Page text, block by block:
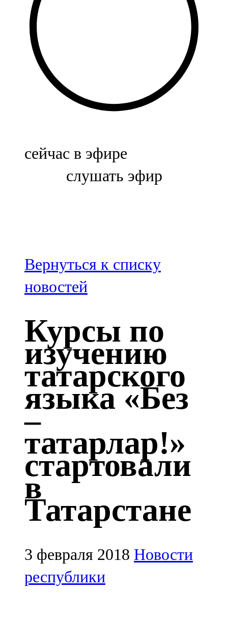
Балык бистәсе
104,9 FM
Баулы
107,5 FM
Биләр
Болгар
100,3 FM
Зәй
106,6 FM
Кадыбаш
105,2 FM
Казан
91,5 FM
Кайбыч
106,1 FM
Кама тамагы
71,51 FM
Кукмара
107,9 FM
Лениногорский
102,1 FM
Мамадыш
сейчас в эфире
слушать эфир
Вернуться к списку
новостей
Курсы по
изучению
татарского
языка «Без
–
татарлар!»
стартовали
в
Татарстане
3 февраля 2018 Новости
республики